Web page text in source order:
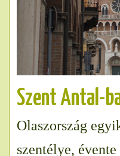
Szent Antal-
Olaszország
szentélye,